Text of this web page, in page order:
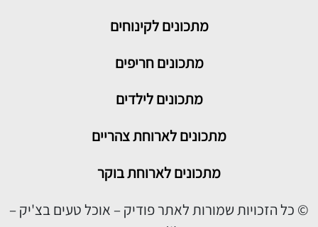
מתכונים לקינוחים
מתכונים חריפים
מתכונים לילדים
מתכונים לארוחת צהריים
מתכונים לארוחת בוקר
© כל הזכויות שמורות לאתר פודיק – אוכל טעים בצ'יק –